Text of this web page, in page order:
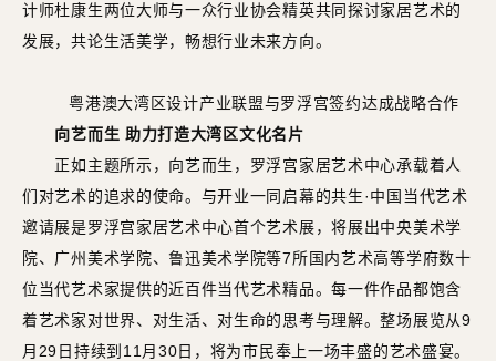
计师杜康生两位大师与一众行业协会精英共同探讨家居艺术的
发展，共论生活美学，畅想行业未来方向。
粤港澳大湾区设计产业联盟与罗浮宫签约达成战略合作
向艺而生 助力打造大湾区文化名片
正如主题所示，向艺而生，罗浮宫家居艺术中心承载着人
们对艺术的追求的使命。与开业一同启幕的共生·中国当代艺术
邀请展是罗浮宫家居艺术中心首个艺术展，将展出中央美术学
院、广州美术学院、鲁迅美术学院等7所国内艺术高等学府数十
位当代艺术家提供的近百件当代艺术精品。每一件作品都饱含
着艺术家对世界、对生活、对生命的思考与理解。整场展览从9
月29日持续到11月30日，将为市民奉上一场丰盛的艺术盛宴。